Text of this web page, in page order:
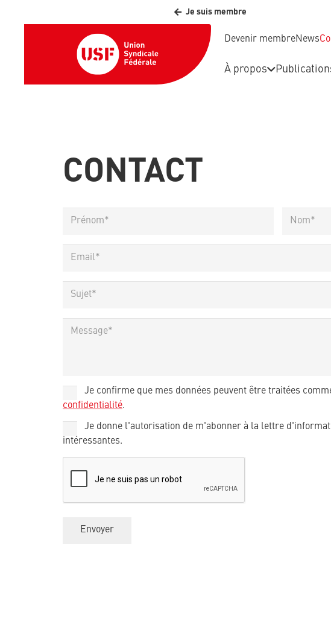
Je suis membre
Devenir membreNews
À propos
CONTACT
Name
First Last
Email
Sujet
Message
Privacy
Policy
Je confirme que mes données peuvent être traitées
confidentialité.
Newsletter
Je donne l'autorisation de m'abonner à la lettre
intéressantes.
Envoyer